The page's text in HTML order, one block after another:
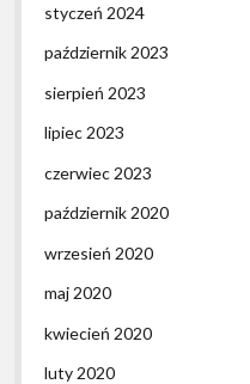
styczeń 2024
październik 2023
sierpień 2023
lipiec 2023
czerwiec 2023
październik 2020
wrzesień 2020
maj 2020
kwiecień 2020
luty 2020